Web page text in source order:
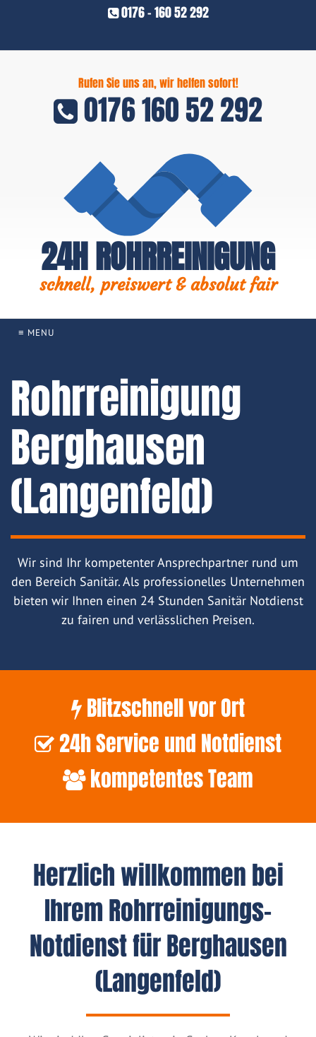
0176 - 160 52 292
Rufen Sie uns an, wir helfen sofort!
0176 160 52 292
24H ROHRREINIGUNG
schnell, preiswert & absolut fair
≡ MENU
Rohrreinigung
Berghausen
(Langenfeld)
Wir sind Ihr kompetenter Ansprechpartner rund um
den Bereich Sanitär. Als professionelles Unternehmen
bieten wir Ihnen einen 24 Stunden Sanitär Notdienst
zu fairen und verlässlichen Preisen.
Blitzschnell vor Ort
24h Service und Notdienst
kompetentes Team
Herzlich willkommen bei
Ihrem Rohrreinigungs-
Notdienst für Berghausen
(Langenfeld)